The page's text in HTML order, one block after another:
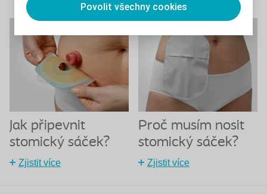
Povolit všechny cookies
Jak připevnit
stomický sáček?
Zjistit více
Proč musím nosit
stomický sáček?
Zjistit více